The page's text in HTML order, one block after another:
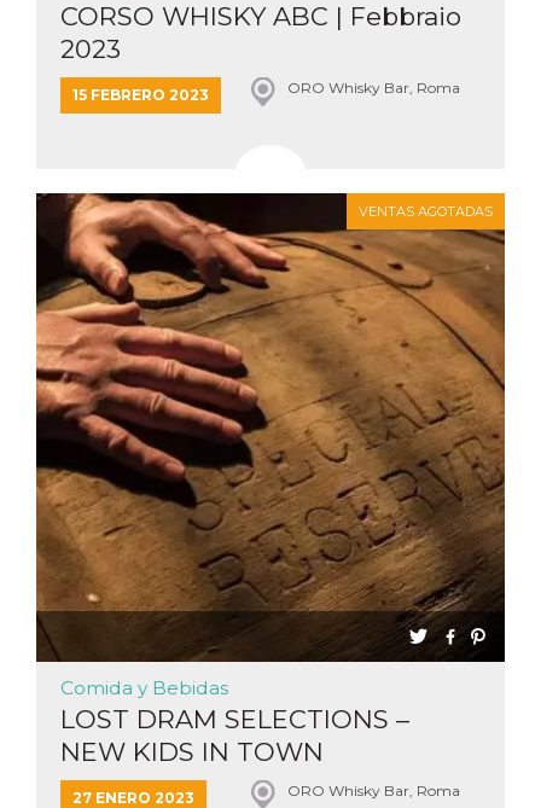
CORSO WHISKY ABC | Febbraio
2023
15 FEBRERO 2023 ORO Whisky Bar, Roma
VENTAS AGOTADAS
Comida y Bebidas
LOST DRAM SELECTIONS –
NEW KIDS IN TOWN
27 ENERO 2023 ORO Whisky Bar, Roma